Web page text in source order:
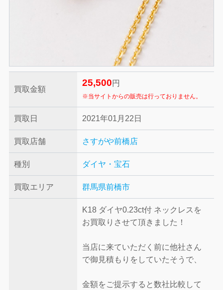
買取金額
25,500 円
※当サイトからの販売は行っておりません。
買取日 2021年01月22日
買取店舗 さすがや前橋店
種別 ダイヤ・宝石
買取エリア 群馬県前橋市
K18 ダイヤ0.23ct付 ネックレスを
お買取りさせて頂きました！
当店に来ていただく前に他社さん
で御見積もりをしていたそうで、
金額をご提示すると数社比較して